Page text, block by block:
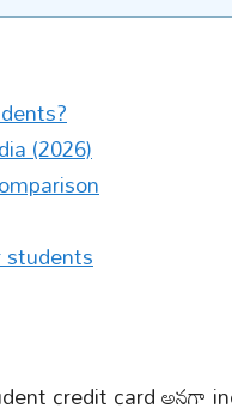
(2026)
credit card అనగా